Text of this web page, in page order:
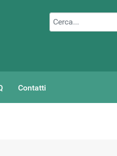
Cerca
Contatti